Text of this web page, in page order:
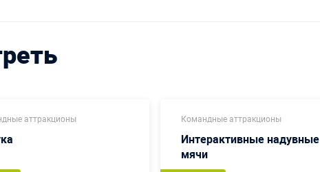
аттракционы Командные аттракционы
Интерактивные надувные
мячи